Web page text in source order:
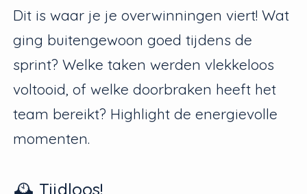
Dit is waar je je overwinningen viert! Wat
ging buitengewoon goed tijdens de
sprint? Welke taken werden vlekkeloos
voltooid, of welke doorbraken heeft het
team bereikt? Highlight de energievolle
momenten.
🕰️ Tijdloos!